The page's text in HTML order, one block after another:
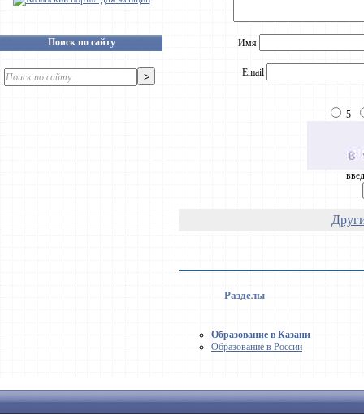
Поиск по сайту Имя
Email
5
Разделы
Образование в Казани
Образование в России